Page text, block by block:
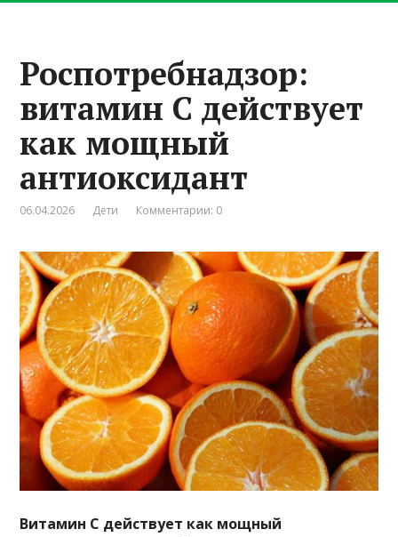
Роспотребнадзор:
витамин С действует
как мощный
антиоксидант
06.04.2026 Дети Комментарии: 0
Витамин С действует как мощный